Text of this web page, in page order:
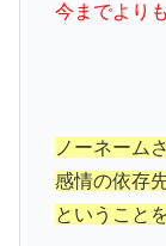
今までより
ノーネーム
感情の依存
ということ